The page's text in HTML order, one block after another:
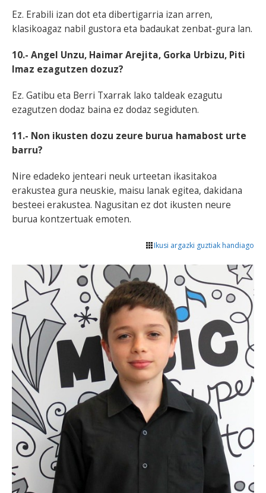
Ez. Erabili izan dot eta dibertigarria izan arren,
klasikoagaz nabil gustora eta badaukat zenbat-gura lan.
10.- Angel Unzu, Haimar Arejita, Gorka Urbizu, Piti
Imaz ezagutzen dozuz?
Ez. Gatibu eta Berri Txarrak lako taldeak ezagutu
ezagutzen dodaz baina ez dodaz segiduten.
11.- Non ikusten dozu zeure burua hamabost urte
barru?
Nire edadeko jenteari neuk urteetan ikasitakoa
erakustea gura neuskie, maisu lanak egitea, dakidana
besteei erakustea. Nagusitan ez dot ikusten neure
burua kontzertuak emoten.
Ikusi argazki guztiak handiago